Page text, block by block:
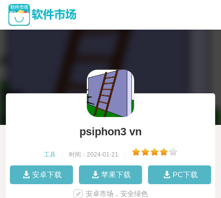
psiphon3 vn
工具 时间：2024-01-21
安卓下载 苹果下载 PC下载
安卓市场，安全绿色